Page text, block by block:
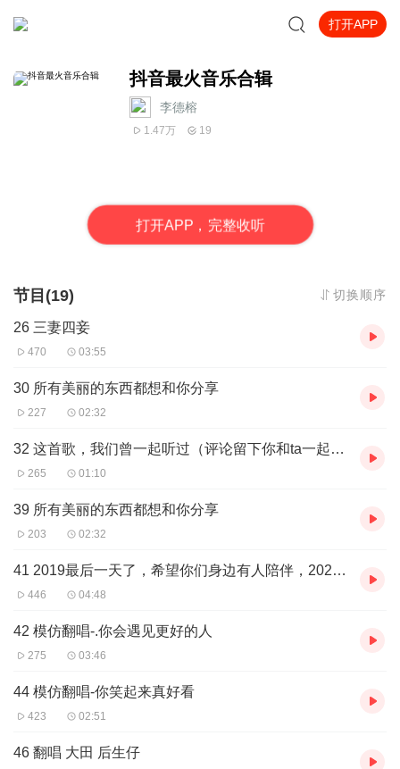
打开APP
抖音最火音乐合辑
李德榕
1.47万 19
打开APP，完整收听
节目(19) 切换顺序
26 三妻四妾
470 03:55
30 所有美丽的东西都想和你分享
227 02:32
32 这首歌，我们曾一起听过（评论留下你和ta一起爱过的歌）
265 01:10
39 所有美丽的东西都想和你分享
203 02:32
41 2019最后一天了，希望你们身边有人陪伴，2020我们继续加油，去实现自己的梦
446 04:48
42 模仿翻唱-.你会遇见更好的人
275 03:46
44 模仿翻唱-你笑起来真好看
423 02:51
46 翻唱 大田 后生仔